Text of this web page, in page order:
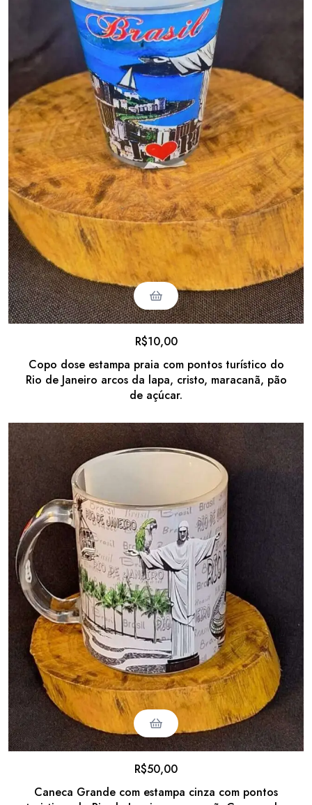
Copo dose estampa praia com pontos turístico do
Rio de Janeiro arcos da lapa, cristo, maracanã, pão
de açúcar.
R$10,00
Caneca Grande com estampa cinza com pontos
R$50,00